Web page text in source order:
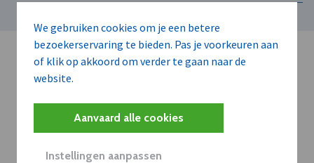
We gebruiken cookies om je een betere
bezoekerservaring te bieden. Pas je voorkeuren aan
of klik op akkoord om verder te gaan naar de
website.
Aanvaard alle cookies
Instellingen aanpassen
Kort de voordelen
van een